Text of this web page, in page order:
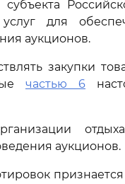
для
аукционов.
закупки
частью 6
аукционов.